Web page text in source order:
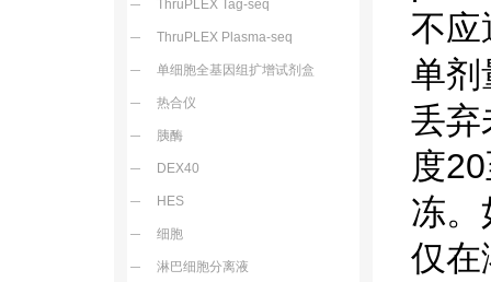
ThruPLEX Tag-seq
ThruPLEX Plasma-seq
单细胞全基因组扩增试剂盒
热合仪
胰酶
DEX40
HES
细胞
淋巴细胞分离液
不应
单剂
丢弃
度
冻。
仅在